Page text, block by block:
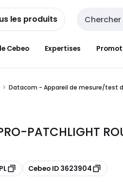
les produits Entrée de
Cebeo Expertises
Datacom - Appareil de mesure/test
PATCHLIGHT
Copier
Cebeo ID 3623904